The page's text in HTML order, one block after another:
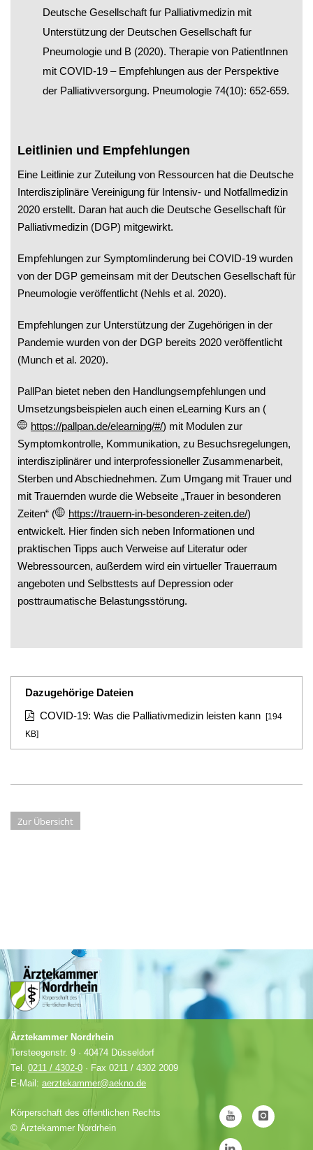
Deutsche Gesellschaft fur Palliativmedizin mit
Unterstützung der Deutschen Gesellschaft fur
Pneumologie und B (2020). Therapie von PatientInnen
mit COVID-19 – Empfehlungen aus der Perspektive
der Palliativversorgung. Pneumologie 74(10): 652-659.
Leitlinien und Empfehlungen
Eine Leitlinie zur Zuteilung von Ressourcen hat die Deutsche
Interdisziplinäre Vereinigung für Intensiv- und Notfallmedizin
2020 erstellt. Daran hat auch die Deutsche Gesellschaft für
Palliativmedizin (DGP) mitgewirkt.
Empfehlungen zur Symptomlinderung bei COVID-19 wurden
von der DGP gemeinsam mit der Deutschen Gesellschaft für
Pneumologie veröffentlicht (Nehls et al. 2020).
Empfehlungen zur Unterstützung der Zugehörigen in der
Pandemie wurden von der DGP bereits 2020 veröffentlicht
(Munch et al. 2020).
PallPan bietet neben den Handlungsempfehlungen und
Umsetzungsbeispielen auch einen eLearning Kurs an (
https://pallpan.de/elearning/#/) mit Modulen zur
Symptomkontrolle, Kommunikation, zu Besuchsregelungen,
interdisziplinärer und interprofessioneller Zusammenarbeit,
Sterben und Abschiednehmen. Zum Umgang mit Trauer und
mit Trauernden wurde die Webseite „Trauer in besonderen
Zeiten“ (
https://trauern-in-besonderen-zeiten.de/)
entwickelt. Hier finden sich neben Informationen und
praktischen Tipps auch Verweise auf Literatur oder
Webressourcen, außerdem wird ein virtueller Trauerraum
angeboten und Selbsttests auf Depression oder
posttraumatische Belastungsstörung.
Dazugehörige Dateien
COVID-19: Was die Palliativmedizin leisten kann [194
KB]
Zur Übersicht
Ärztekammer Nordrhein
Tersteegenstr. 9 · 40474 Düsseldorf
Tel. 0211 / 4302-0 · Fax 0211 / 4302 2009
E-Mail: aerztekammer@aekno.de
Körperschaft des öffentlichen Rechts
© Ärztekammer Nordrhein